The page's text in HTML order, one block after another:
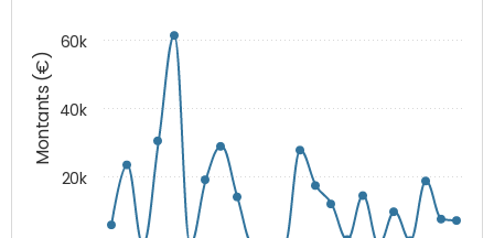
Montants (€)
20k
40k
60k